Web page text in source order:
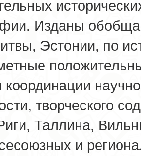
Изданы
Эстонии, по
координации
творческого
Таллина,
и